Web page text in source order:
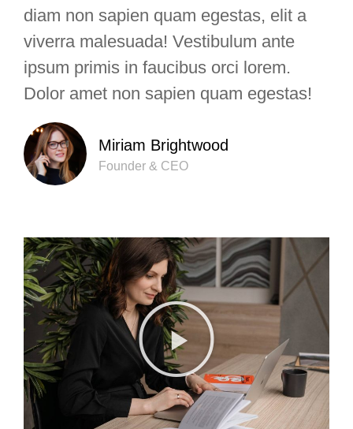
diam non sapien quam egestas, elit a
viverra malesuada! Vestibulum ante
ipsum primis in faucibus orci lorem.
Dolor amet non sapien quam egestas!
Miriam Brightwood
Founder & CEO